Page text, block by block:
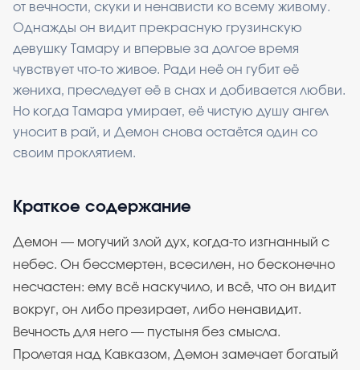
от вечности, скуки и ненависти ко всему живому.
Однажды он видит прекрасную грузинскую
девушку Тамару и впервые за долгое время
чувствует что-то живое. Ради неё он губит её
жениха, преследует её в снах и добивается любви.
Но когда Тамара умирает, её чистую душу ангел
уносит в рай, и Демон снова остаётся один со
своим проклятием.
Краткое содержание
Демон — могучий злой дух, когда-то изгнанный с
небес. Он бессмертен, всесилен, но бесконечно
несчастен: ему всё наскучило, и всё, что он видит
вокруг, он либо презирает, либо ненавидит.
Вечность для него — пустыня без смысла.
Пролетая над Кавказом, Демон замечает богатый